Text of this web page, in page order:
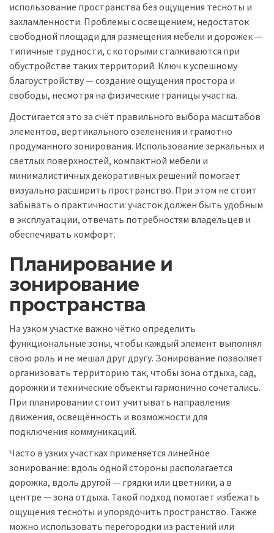
использование пространства без ощущения тесноты и
захламленности. Проблемы с освещением, недостаток
свободной площади для размещения мебели и дорожек —
типичные трудности, с которыми сталкиваются при
обустройстве таких территорий. Ключ к успешному
благоустройству — создание ощущения простора и
свободы, несмотря на физические границы участка.
Достигается это за счёт правильного выбора масштабов
элементов, вертикального озеленения и грамотно
продуманного зонирования. Использование зеркальных и
светлых поверхностей, компактной мебели и
минималистичных декоративных решений помогает
визуально расширить пространство. При этом не стоит
забывать о практичности: участок должен быть удобным
в эксплуатации, отвечать потребностям владельцев и
обеспечивать комфорт.
Планирование и
зонирование
пространства
На узком участке важно чётко определить
функциональные зоны, чтобы каждый элемент выполнял
свою роль и не мешал друг другу. Зонирование позволяет
организовать территорию так, чтобы зона отдыха, сад,
дорожки и технические объекты гармонично сочетались.
При планировании стоит учитывать направления
движения, освещённость и возможности для
подключения коммуникаций.
Часто в узких участках применяется линейное
зонирование: вдоль одной стороны располагается
дорожка, вдоль другой — грядки или цветники, а в
центре — зона отдыха. Такой подход помогает избежать
ощущения тесноты и упорядочить пространство. Также
можно использовать перегородки из растений или